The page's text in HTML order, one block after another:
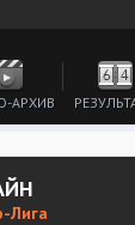
АРХИВ
Лига